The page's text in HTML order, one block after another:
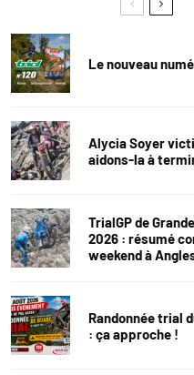
Le nouveau
Alycia Soyer
aidons-la à
TrialGP de
2026 : résumé
weekend à
Randonnée trial
: ça approche !